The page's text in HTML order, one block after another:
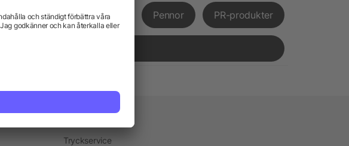
Merchandise-Säljfrämjande Pennor PR-produkter
Service
Tryckservice